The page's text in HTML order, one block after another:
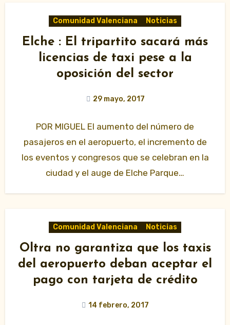
Comunidad Valenciana Noticias
Elche : El tripartito sacará más
licencias de taxi pese a la
oposición del sector
29 mayo, 2017
POR MIGUEL El aumento del número de
pasajeros en el aeropuerto, el incremento de
los eventos y congresos que se celebran en la
ciudad y el auge de Elche Parque…
Comunidad Valenciana Noticias
Oltra no garantiza que los taxis
del aeropuerto deban aceptar el
pago con tarjeta de crédito
14 febrero, 2017